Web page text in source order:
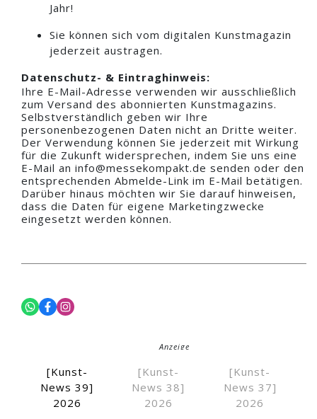
Jahr!
Sie können sich vom digitalen Kunstmagazin
jederzeit austragen.
Datenschutz- & Eintraghinweis:
Ihre E-Mail-Adresse verwenden wir ausschließlich
zum Versand des abonnierten Kunstmagazins.
Selbstverständlich geben wir Ihre
personenbezogenen Daten nicht an Dritte weiter.
Der Verwendung können Sie jederzeit mit Wirkung
für die Zukunft widersprechen, indem Sie uns eine
E-Mail an info@messekompakt.de senden oder den
entsprechenden Abmelde-Link im E-Mail betätigen.
Darüber hinaus möchten wir Sie darauf hinweisen,
dass die Daten für eigene Marketingzwecke
eingesetzt werden können.
Anzeige
Anzeige
[Kunst-
News 39]
2026
[Kunst-
News 38]
2026
[Kunst-
News 37]
2026